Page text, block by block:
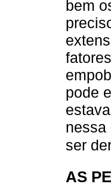
bem
pode
nessa
ser
AS